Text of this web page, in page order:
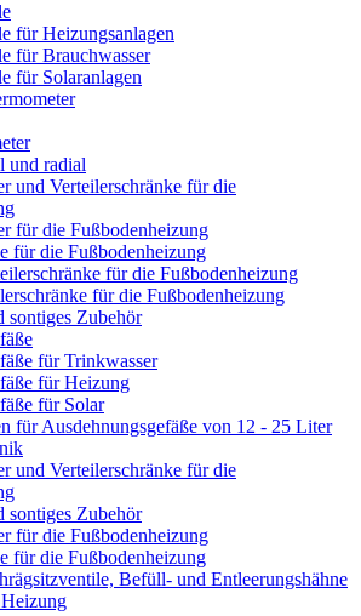
für Heizungsanlagen
für Brauchwasser
für Solaranlagen
und radial
und Verteilerschränke für die
für die Fußbodenheizung
für die Fußbodenheizung
für die Fußbodenheizung
für die Fußbodenheizung
sontiges Zubehör
für Trinkwasser
für Heizung
für Solar
für Ausdehnungsgefäße von 12 - 25 Liter
und Verteilerschränke für die
sontiges Zubehör
für die Fußbodenheizung
für die Fußbodenheizung
Befüll- und Entleerungshähne